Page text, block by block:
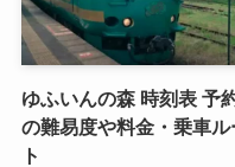
ゆふいんの森 時刻表 予
の難易度や料金・乗車ル
ト